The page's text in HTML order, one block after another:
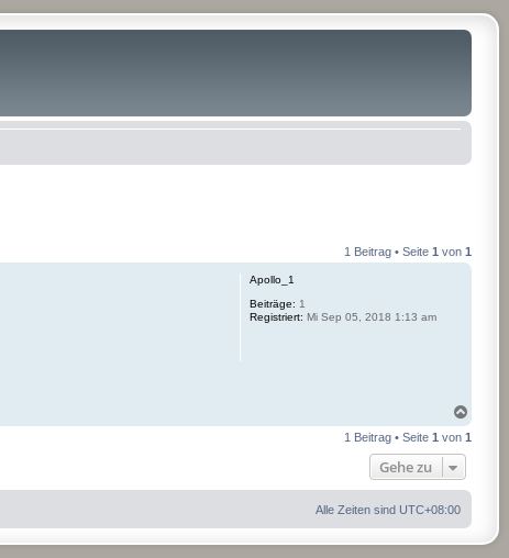
1 Beitrag • Seite1 von1
Apollo_1
Beiträge: 1
Registriert: Mi Sep 05, 2018 1:13 am
c
1 Beitrag • Seite1 von1
Gehe zu
Alle Zeiten sind UTC+08:00